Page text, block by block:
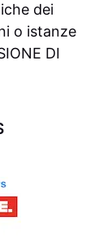
dei
o istanze
DI